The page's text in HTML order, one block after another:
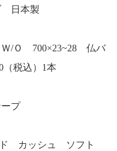
日本製
/Ｏ 700×23~28 仏バ
税込）1本
プ
ド カッシュ ソフト